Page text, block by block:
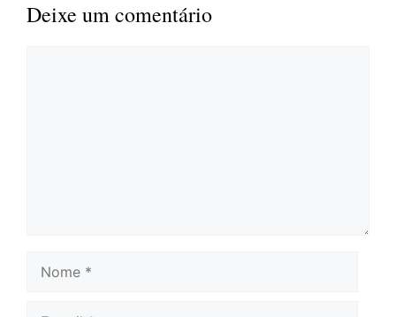
Deixe um comentário
Nome